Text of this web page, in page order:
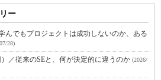
ー
んでもプロジェクトは成功しないのか、ある
28)
／従来のSEと、何が決定的に違うのか (2026/